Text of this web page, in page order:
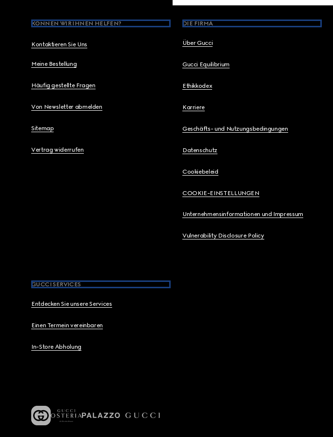
KÖNNEN WIR IHNEN HELFEN?
Kontaktieren Sie Uns
Meine Bestellung
Häufig gestellte Fragen
Von Newsletter abmelden
Sitemap
Vertrag widerrufen
DIE FIRMA
Über Gucci
Gucci Equilibrium
Ethikkodex
Karriere
Geschäfts- und Nutzungsbedingungen
Datenschutz
Cookiebeleid
COOKIE-EINSTELLUNGEN
Unternehmensinformationen und Impressum
Vulnerability Disclosure Policy
GUCCI SERVICES
Entdecken Sie unsere Services
Einen Termein vereinbaren
In-Store Abholung